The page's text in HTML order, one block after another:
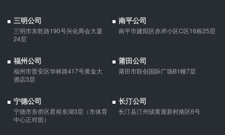
债权人就婚姻关系存续期间夫妻一方以个人名义所负债务主张权利
的，应当按夫妻共同债务处理。
三明公司
三明市东乾路190号兴化商会大厦
24层
南平公司
南平市建阳区赤岸小区C区16栋25层
福州公司
福州市晋安区华林路417号黄金大
酒店3层
莆田公司
莆田市联创国际广场B1幢7层
宁德公司
宁德市东侨区君裕东湖3层（市体育
中心正对面）
长汀公司
长汀县汀州镇黄屋新村南区6号